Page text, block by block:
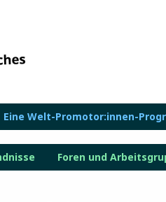
Eine Welt-Promotor:innen-
Foren und